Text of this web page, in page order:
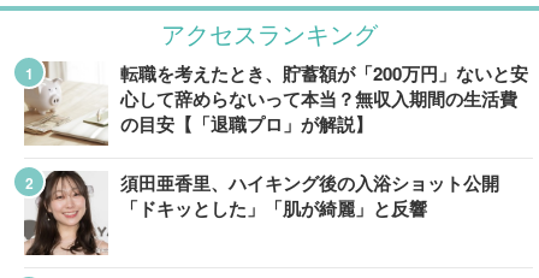
アクセスランキング
転職を考えたとき、貯蓄額が「200万円」ないと安
心して辞めらないって本当？無収入期間の生活費
の目安【「退職プロ」が解説】
須田亜香里、ハイキング後の入浴ショット公開
「ドキッとした」「肌が綺麗」と反響